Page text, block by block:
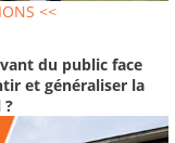
<<
du public face
et généraliser la
?